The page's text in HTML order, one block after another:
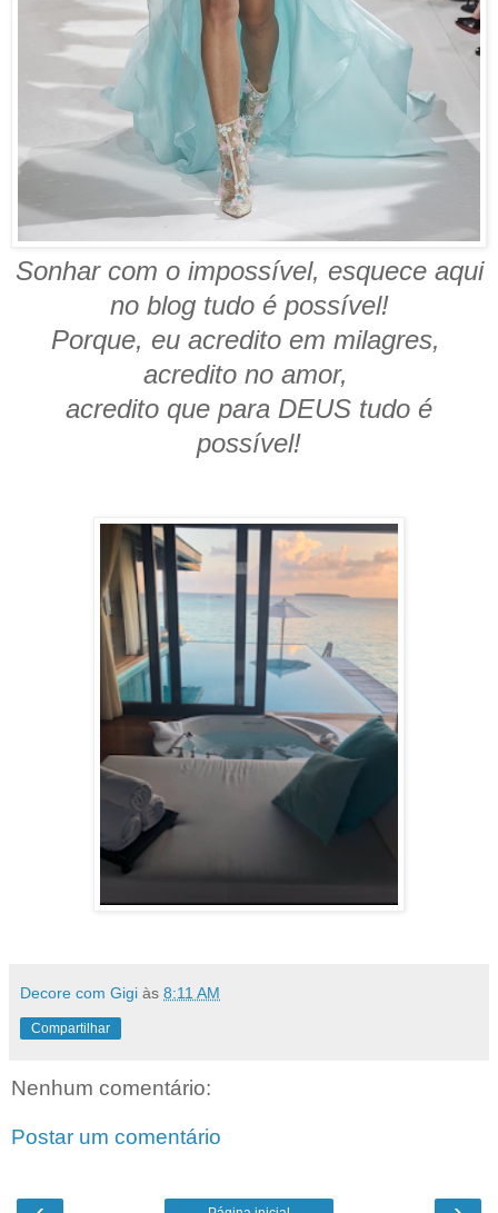
Sonhar com o impossível, esquece aqui
no blog tudo é possível!
Porque, eu acredito em milagres,
acredito no amor,
acredito que para DEUS tudo é
possível!
Decore com Gigi às 8:11 AM
Compartilhar
Nenhum comentário:
Postar um comentário